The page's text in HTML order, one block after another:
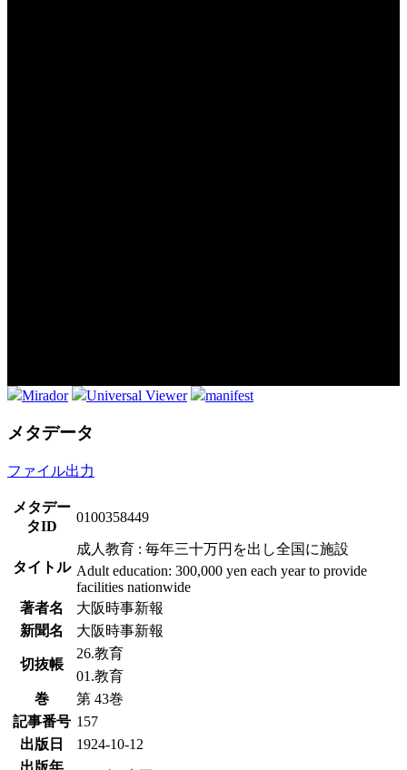
Mirador Universal Viewer manifest
メタデータ
ファイル出力
メタデー
タID
0100358449
タイトル
成人教育 : 毎年三十万円を出し全国に施設
Adult education: 300,000 yen each year to provide
facilities nationwide
著者名
大阪時事新報
新聞名
大阪時事新報
切抜帳
26.教育
01.教育
巻
第 43巻
記事番号 157
出版日
1924-10-12
出版年